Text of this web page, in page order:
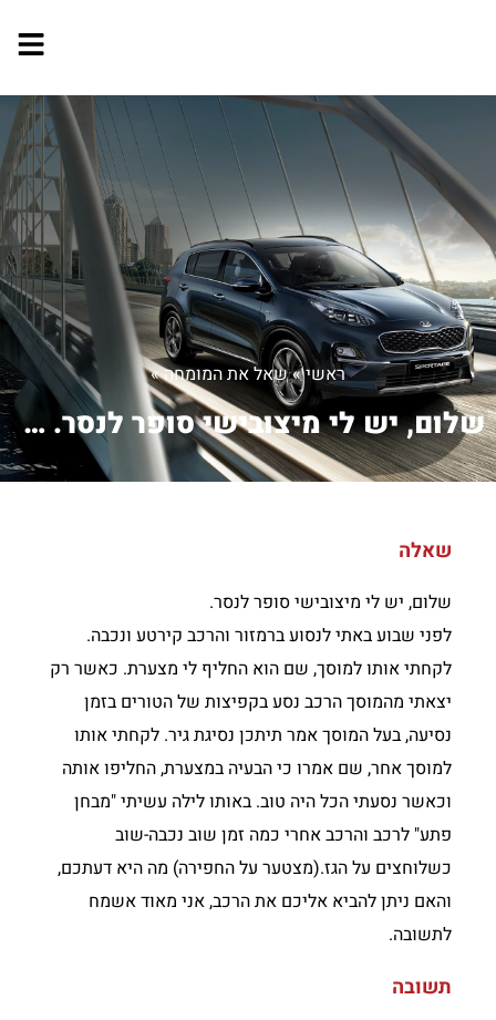
ראשי»שאל את המומחה»
שלום, יש לי מיצובישי סופר לנסר. לפנ...
שאלה
שלום, יש לי מיצובישי סופר לנסר.
לפני שבוע באתי לנסוע ברמזור והרכב קירטע ונכבה.
לקחתי אותו למוסך, שם הוא החליף לי מצערת. כאשר רק
יצאתי מהמוסך הרכב נסע בקפיצות של הטורים בזמן
נסיעה, בעל המוסך אמר תיתכן נסיגת גיר. לקחתי אותו
למוסך אחר, שם אמרו כי הבעיה במצערת, החליפו אותה
וכאשר נסעתי הכל היה טוב. באותו לילה עשיתי "מבחן
פתע" לרכב והרכב אחרי כמה זמן שוב נכבה-שוב
כשלוחצים על הגז.(מצטער על החפירה) מה היא דעתכם,
והאם ניתן להביא אליכם את הרכב, אני מאוד אשמח
לתשובה.
תשובה